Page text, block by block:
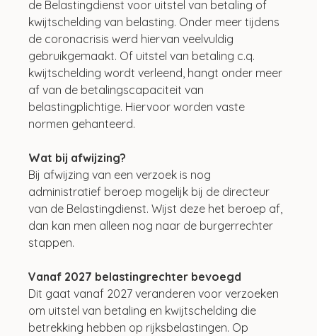
de Belastingdienst voor uitstel van betaling of
kwijtschelding van belasting. Onder meer tijdens
de coronacrisis werd hiervan veelvuldig
gebruikgemaakt. Of uitstel van betaling c.q.
kwijtschelding wordt verleend, hangt onder meer
af van de betalingscapaciteit van
belastingplichtige. Hiervoor worden vaste
normen gehanteerd.
Wat bij afwijzing?
Bij afwijzing van een verzoek is nog
administratief beroep mogelijk bij de directeur
van de Belastingdienst. Wijst deze het beroep af,
dan kan men alleen nog naar de burgerrechter
stappen.
Vanaf 2027 belastingrechter bevoegd
Dit gaat vanaf 2027 veranderen voor verzoeken
om uitstel van betaling en kwijtschelding die
betrekking hebben op rijksbelastingen. Op